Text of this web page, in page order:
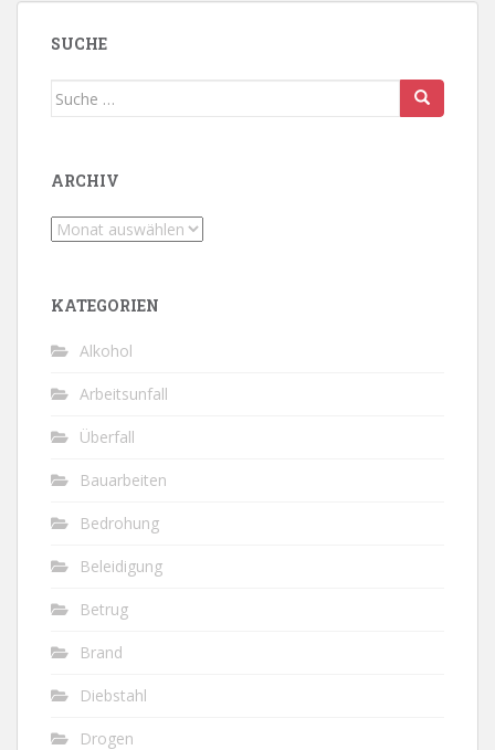
SUCHE
Suche
ARCHIV
Archiv
KATEGORIEN
Alkohol
Arbeitsunfall
Überfall
Bauarbeiten
Bedrohung
Beleidigung
Betrug
Brand
Diebstahl
Drogen